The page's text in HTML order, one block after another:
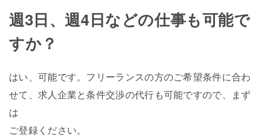
週3日、週4日などの仕事も可能で
すか？
はい、可能です。フリーランスの方のご希望条件に合わ
せて、求人企業と条件交渉の代行も可能ですので、まず
は
ご登録ください。